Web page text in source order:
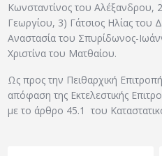
Κωνσταντίνος του Αλέξανδρου,
Γεωργίου, 3) Γάτσιος Ηλίας του
Αναστασία του Σπυρίδωνος-
Χριστίνα του Ματθαίου.
Ως προς την Πειθαρχική
απόφαση της Εκτελεστικής
με το άρθρο 45.1 του